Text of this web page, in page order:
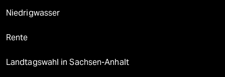
Niedrigwasser
Rente
Landtagswahl in Sachsen-Anhalt